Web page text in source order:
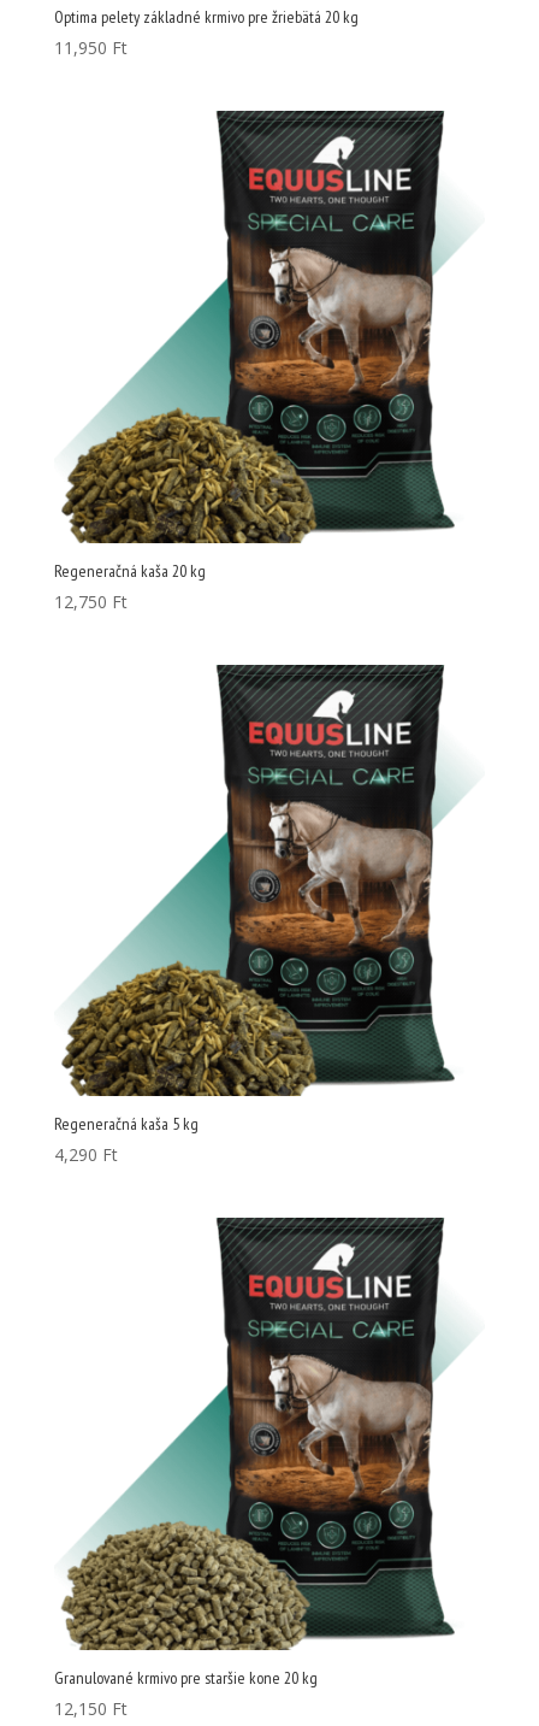
Optima pelety základné krmivo pre žriebätá 20 kg
11,950 Ft
Regeneračná kaša 20 kg
12,750 Ft
Regeneračná kaša 5 kg
4,290 Ft
Granulované krmivo pre staršie kone 20 kg
12,150 Ft